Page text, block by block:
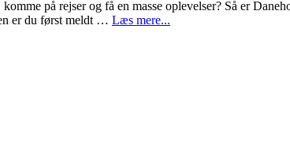
på rejser og få en masse oplevelser? Så er
er du først meldt … Læs mere...